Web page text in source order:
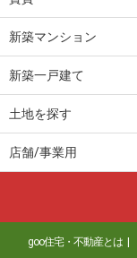
新築マンション
新築一戸建て
土地を探す
店舗/事業用
goo住宅・不動産とは